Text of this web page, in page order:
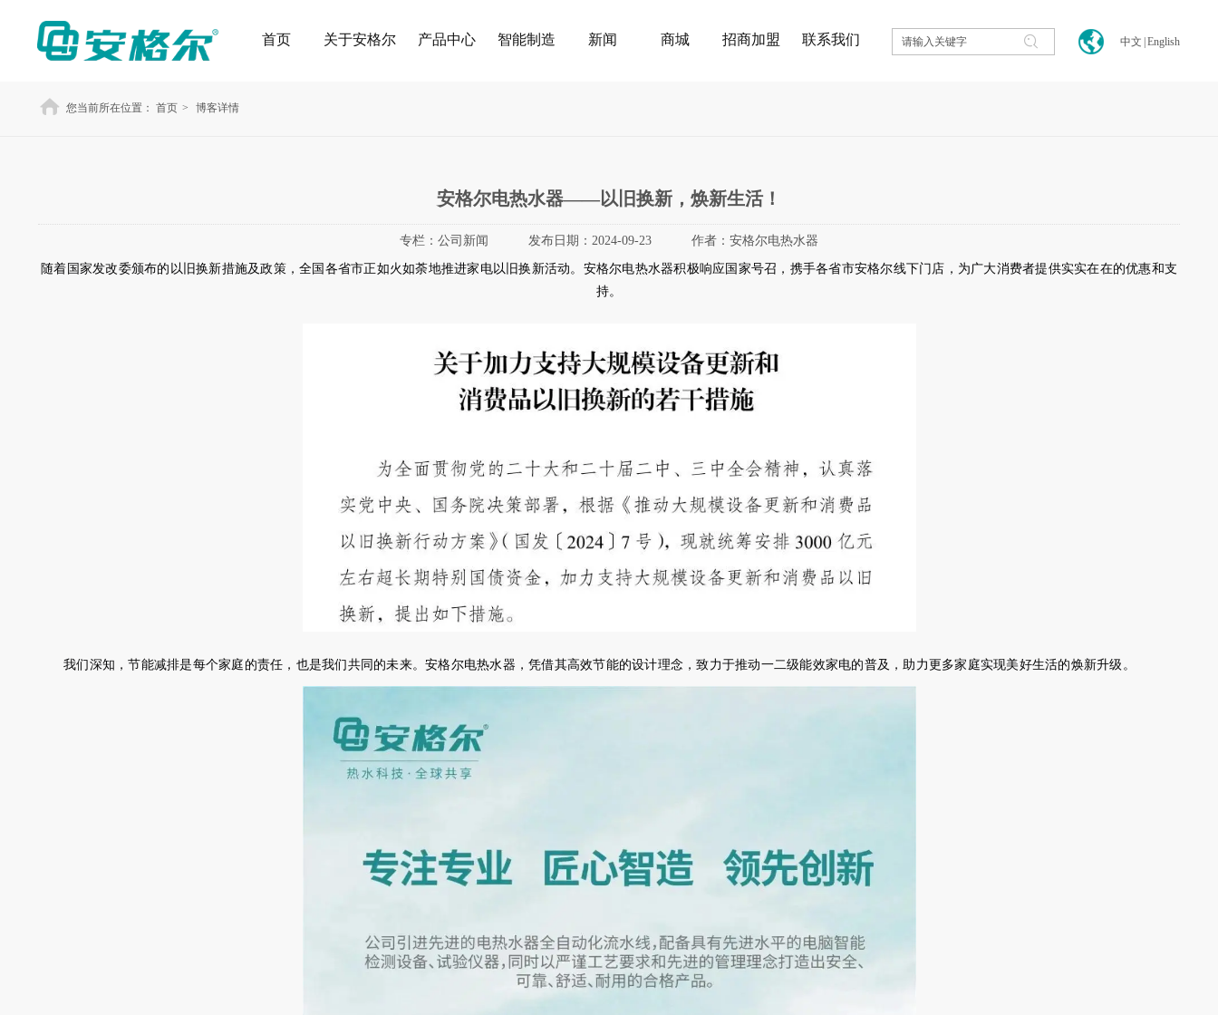
中文 English
首页 关于安格尔 产品中心 智能制造 新闻 商城 招商加盟 联系我们
您当前所在位置： 首页 > 博客详情
安格尔电热水器——以旧换新，焕新生活！
专栏： 公司新闻 发布日期： 2024-09-23 作者： 安格尔电热水器
随着国家发改委颁布的以旧换新措施及政策，全国各省市正如火如荼地推进家电以旧换新活动。安格尔电热水器积极响应国家号召，携手各省市安格尔线下门店，为广大消费者提供实实在在的优惠和支
持。
我们深知，节能减排是每个家庭的责任，也是我们共同的未来。安格尔电热水器，凭借其高效节能的设计理念，致力于推动一二级能效家电的普及，助力更多家庭实现美好生活的焕新升级。